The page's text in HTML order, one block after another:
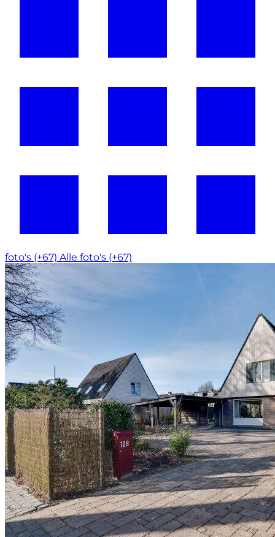
foto's (+67) Alle foto's (+67)